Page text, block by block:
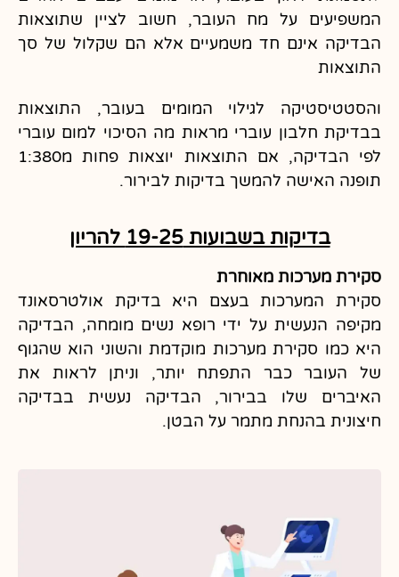
המשפיעים על מח העובר, חשוב לציין שתוצאות
הבדיקה אינם חד משמעיים אלא הם שקלול של סך
התוצאות
והסטטיסטיקה לגילוי המומים בעובר, התוצאות
בבדיקת חלבון עוברי מראות מה הסיכוי למום עוברי
לפי הבדיקה, אם התוצאות יוצאות פחות מ1:380
תופנה האישה להמשך בדיקות לבירור.
בדיקות בשבועות 19-25 להריון ​
סקירת מערכות מאוחרת
סקירת המערכות בעצם היא בדיקת אולטרסאונד
מקיפה הנעשית על ידי רופא נשים מומחה, הבדיקה
היא כמו סקירת מערכות מוקדמת והשוני הוא שהגוף
של העובר כבר התפתח יותר, וניתן לראות את
האיברים שלו בבירור, הבדיקה נעשית בבדיקה
חיצונית בהנחת מתמר על הבטן.